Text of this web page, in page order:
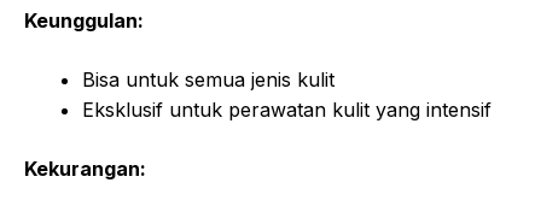
Keunggulan:
Bisa untuk semua jenis kulit
Eksklusif untuk perawatan kulit yang intensif
Kekurangan: